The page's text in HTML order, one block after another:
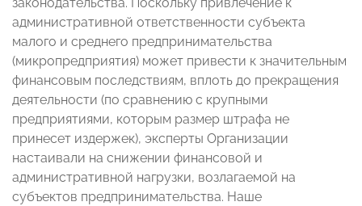
административной ответственности субъекта
малого и среднего предпринимательства
(микропредприятия) может привести к значительным
финансовым последствиям, вплоть до прекращения
деятельности (по сравнению с крупными
предприятиями, которым размер штрафа не
принесет издержек), эксперты Организации
настаивали на снижении финансовой и
административной нагрузки, возлагаемой на
субъектов предпринимательства. Наше